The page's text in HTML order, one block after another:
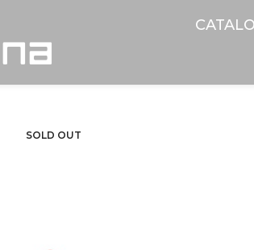
SOLD OUT